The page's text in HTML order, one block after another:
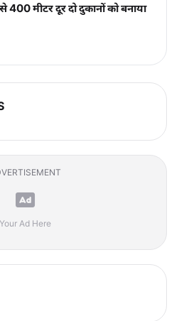
400 मीटर दूर दो दुकानों को बनाया
Your Ad Here